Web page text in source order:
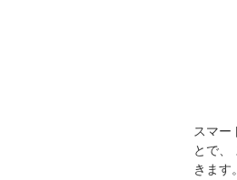
スマー
とで、
きます。